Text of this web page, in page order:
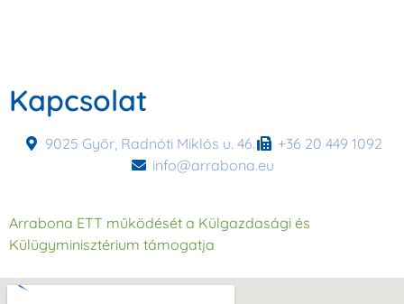
Kapcsolat
9025 Győr, Radnóti Miklós u. 46.
+36 20 449 1092
info@arrabona.eu
Arrabona ETT működését a Külgazdasági és
Külügyminisztérium támogatja